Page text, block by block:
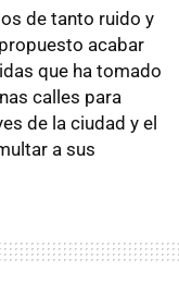
de tanto ruido y
acabar
que ha tomado
calles para
de la ciudad y el
a sus